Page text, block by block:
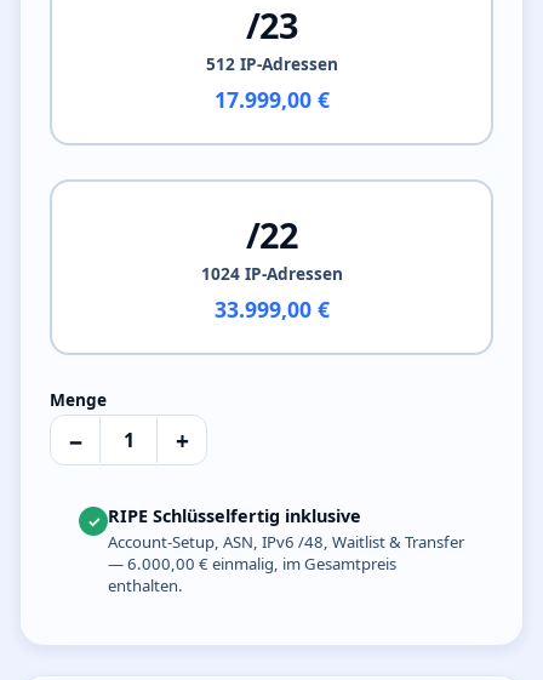
/23
512 IP-Adressen
17.999,00 €
/22
1024 IP-Adressen
33.999,00 €
Menge
− +
✓ RIPE Schlüsselfertig inklusive
Account-Setup, ASN, IPv6 /48, Waitlist & Transfer
— 6.000,00 € einmalig, im Gesamtpreis
enthalten.